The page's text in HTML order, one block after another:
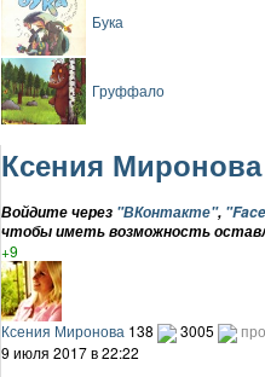
Бука
Груффало
Ксения Миронова
Войдите через "ВКонтакте",
чтобы иметь возможность
+9
Ксения Миронова 138 3005 про
9 июля 2017 в 22:22